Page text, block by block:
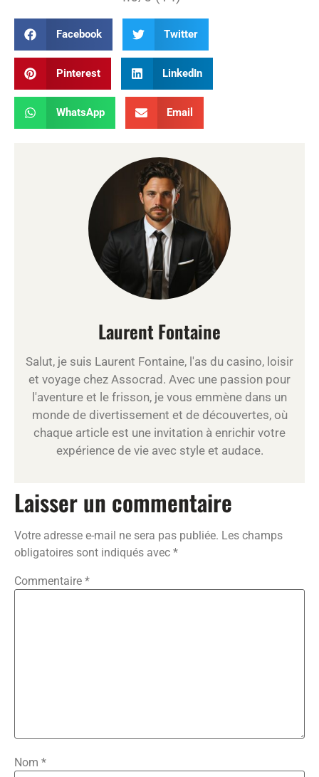
Facebook Twitter
Pinterest LinkedIn
WhatsApp Email
Laurent Fontaine
Salut, je suis Laurent Fontaine, l'as du casino, loisir
et voyage chez Assocrad. Avec une passion pour
l'aventure et le frisson, je vous emmène dans un
monde de divertissement et de découvertes, où
chaque article est une invitation à enrichir votre
expérience de vie avec style et audace.
Laisser un commentaire
Votre adresse e-mail ne sera pas publiée. Les champs
obligatoires sont indiqués avec *
Commentaire *
Nom *